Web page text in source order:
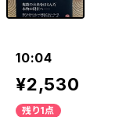
10:04
¥2,530
残り1点